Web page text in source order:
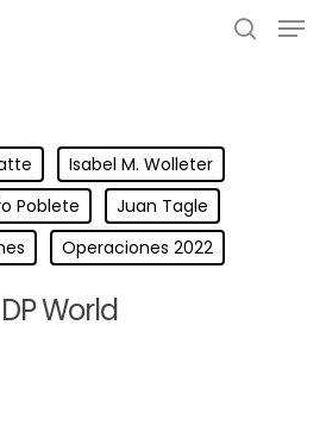
Isabel M. Wolleter
Poblete
Juan Tagle
Operaciones 2022
DP World